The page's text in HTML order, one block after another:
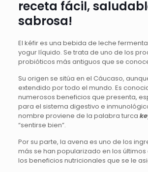
receta fácil,
sabrosa!
El kéfir es una bebida de leche
yogur líquido. Se trata de uno de los
probióticos más antiguos que se
Su origen se sitúa en el Cáucaso,
extendido por todo el mundo. Es
numerosos beneficios que presenta,
para el sistema digestivo e
nombre proviene de la palabra turca
“sentirse bien”.
Por su parte, la avena es uno de los
más se han popularizado en los
los beneficios nutricionales que se le